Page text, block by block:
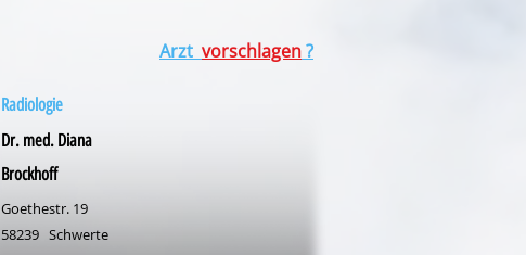
Arzt vorschlagen?
Radiologie
Dr. med. Diana
Brockhoff
Goethestr. 19
58239 Schwerte